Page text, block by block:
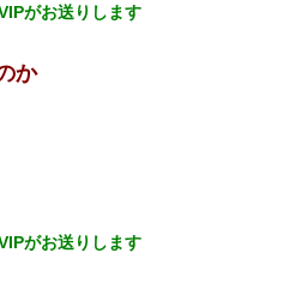
がお送りします
か
がお送りします